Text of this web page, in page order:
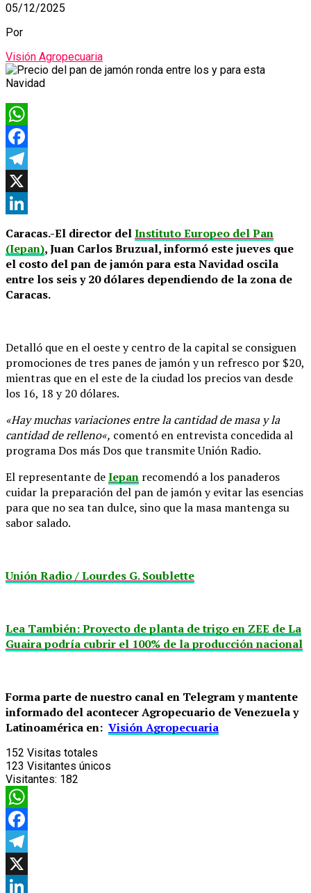
05/12/2025
Por
Visión Agropecuaria
WhatsApp
Facebook
Telegram
X
Caracas.-El director delInstituto Europeo del Pan
(Iepan), Juan Carlos Bruzual, informó este jueves que
el costo del pan de jamón para esta Navidad oscila
entre los seis y 20 dólares dependiendo de la zona de
Caracas.
Detalló que en el oeste y centro de la capital se consiguen
promociones de tres panes de jamón y un refresco por $20,
mientras que en el este de la ciudad los precios van desde
los 16, 18 y 20 dólares.
«Hay muchas variaciones entre la cantidad de masa y la
cantidad de relleno«, comentó en entrevista concedida al
programa Dos más Dos que transmite Unión Radio.
El representante deIepan recomendó a los panaderos
cuidar la preparación del pan de jamón y evitar las esencias
para que no sea tan dulce, sino que la masa mantenga su
sabor salado.
Unión Radio / Lourdes G. Soublette
Lea También: Proyecto de planta de trigo en ZEE de La
Guaira podría cubrir el 100% de la producción nacional
Forma parte de nuestro canal en Telegram y mantente
informado del acontecer Agropecuario de Venezuela y
Latinoamérica en: Visión Agropecuaria
152 Visitas totales
123 Visitantes únicos
Visitantes: 182
WhatsApp
Facebook
Telegram
X